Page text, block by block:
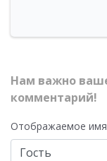
Нам важно
комментарий!
Отображаемое имя